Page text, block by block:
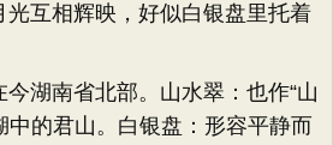
光互相辉映，好似白银盘里托着
湖南省北部。山水翠：也作“山
中的君山。白银盘：形容平静而